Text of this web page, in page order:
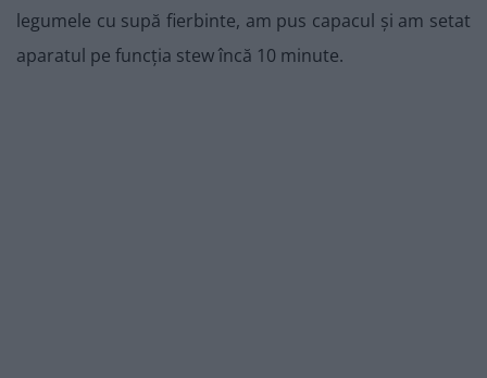
legumele cu supă fierbinte, am pus capacul și am setat
aparatul pe funcția stew încă 10 minute.